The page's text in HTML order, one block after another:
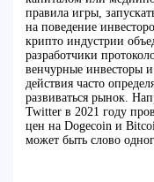
правила игры,
на поведение
крипто индустрии
разработчики
венчурные инвесторы
действия часто
развиваться рынок.
Twitter в 2021 году
цен на Dogecoin и
может быть слово